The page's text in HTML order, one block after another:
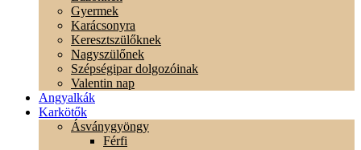
Gyermek
Karácsonyra
Keresztszülőknek
Nagyszülőnek
Szépségipar dolgozóinak
Valentin nap
Angyalkák
Karkötők
Ásványgyöngy
Férfi